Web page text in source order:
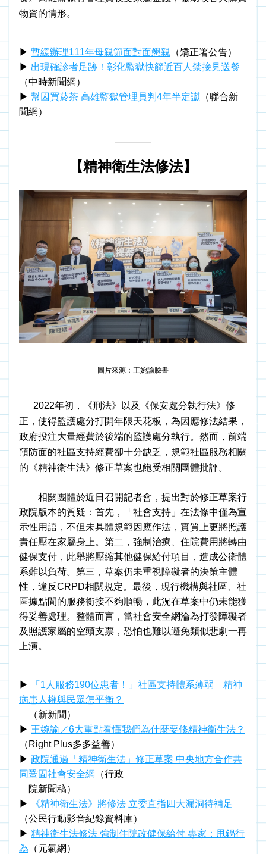
物資的情形。
▶ 暫緩辦理111年母親節面對面懇親 （矯正署公告）
▶ 出現確診者足跡！彰化監獄快篩近百人禁接見送餐
（中時新聞網）
▶ 幫囚買菸茶 高雄監獄管理員判4年半定讞 （聯合新
聞網）
【精神衛生法修法】
圖片來源：王婉諭臉書
2022年初，《刑法》以及《保安處分執行法》修
正，使得監護處分打開年限天花板，為因應修法結果，
政府投注大量經費於後端的監護處分執行。然而，前端
預防面的社區支持經費卻十分缺乏，規範社區服務相關
的《精神衛生法》修正草案也飽受相關團體批評。
相關團體於近日召開記者會，提出對於修正草案行
政院版本的質疑：首先，「社會支持」在法條中僅為宣
示性用語，不但未具體規範因應作法，實質上更將照護
責任壓在家屬身上。第二，強制治療、住院費用將轉由
健保支付，此舉將壓縮其他健保給付項目，造成公衛體
系難以負荷。第三，草案仍未重視障礙者的決策主體
性，違反CRPD相關規定。最後，現行機構與社區、社
區據點間的服務銜接不夠順暢，此況在草案中仍未能獲
得妥善處理。整體而言，當社會安全網淪為打發障礙者
及照護家屬的空頭支票，恐怕也難以避免類似悲劇一再
上演。
▶
「1人服務190位患者！」社區支持體系薄弱　精神
病患人權與民眾怎平衡？
（新新聞）
▶ 王婉諭／6大重點看懂我們為什麼要修精神衛生法？
（Right Plus多多益善）
▶ 政院通過「精神衛生法」修正草案 中央地方合作共
同鞏固社會安全網
（行政
院新聞稿）
▶
《精神衛生法》將修法 立委直指四大漏洞待補足
（公民行動影音紀錄資料庫）
▶ 精神衛生法修法 強制住院改健保給付 專家：甩鍋行
為 （元氣網）